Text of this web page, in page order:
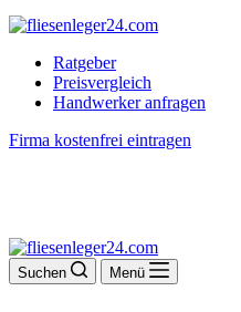
Ratgeber
Preisvergleich
Handwerker anfragen
Firma kostenfrei eintragen
Suchen Menü